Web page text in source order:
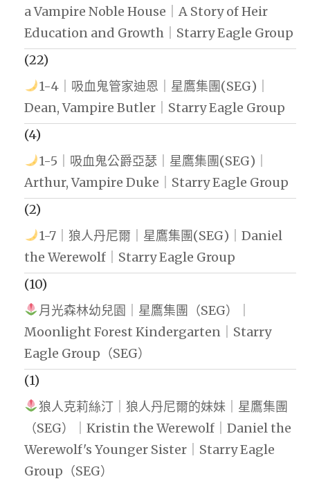
a Vampire Noble House｜A Story of Heir
Education and Growth｜Starry Eagle Group
(22)
1-4｜吸血鬼管家迪恩｜星鷹集團(SEG)｜
Dean, Vampire Butler｜Starry Eagle Group
(4)
1-5｜吸血鬼公爵亞瑟｜星鷹集團(SEG)｜
Arthur, Vampire Duke｜Starry Eagle Group
(2)
1-7｜狼人丹尼爾｜星鷹集團(SEG)｜Daniel
the Werewolf｜Starry Eagle Group
(10)
月光森林幼兒園｜星鷹集團（SEG）｜
Moonlight Forest Kindergarten｜Starry
Eagle Group（SEG）
(1)
狼人克莉絲汀｜狼人丹尼爾的妹妹｜星鷹集團
（SEG）｜Kristin the Werewolf｜Daniel the
Werewolf's Younger Sister｜Starry Eagle
Group（SEG）